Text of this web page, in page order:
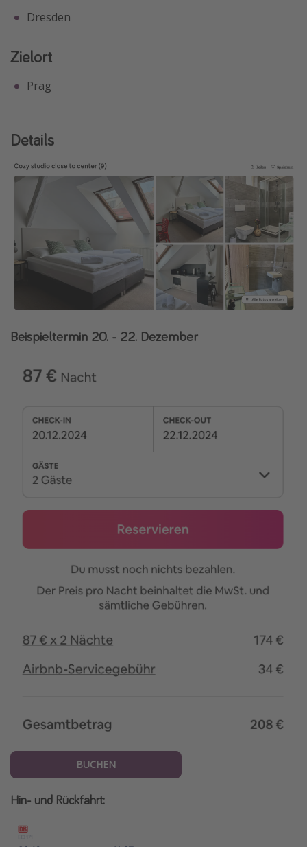
Dresden
Zielort
Prag
Details
Beispieltermin 20. - 22. Dezember
BUCHEN
Hin- und Rückfahrt: